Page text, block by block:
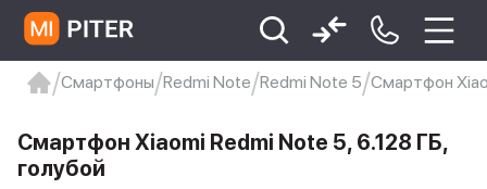
Xiaomi 9 про
xiaomi redmi 12c
Смартфоны Redmi Note Redmi Note 5 Смартфон
Смартфон Xiaomi Redmi Note 5, 6.128 ГБ,
голубой